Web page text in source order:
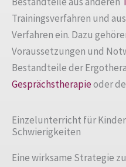
Trainingsverfahren und
Verfahren ein. Dazu
Voraussetzungen und
Bestandteile der
Gesprächstherapieoder
Einzelunterricht für
Schwierigkeiten
Eine wirksame Strategie